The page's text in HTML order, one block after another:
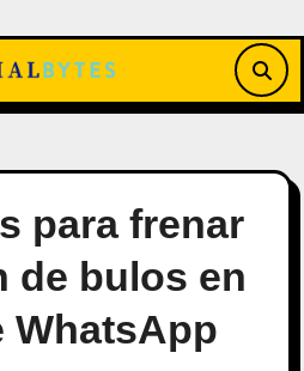
para frenar
de bulos en
WhatsApp